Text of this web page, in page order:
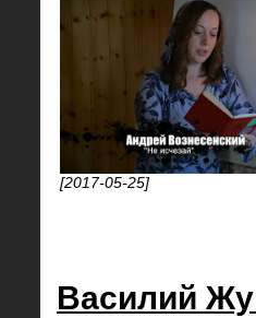
[2017-05-25]
Василий